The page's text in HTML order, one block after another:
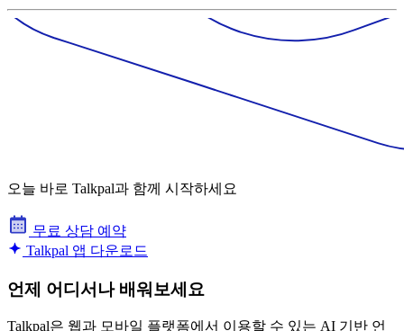
오늘 바로 Talkpal과 함께 시작하세요
무료 상담 예약
Talkpal 앱 다운로드
언제 어디서나 배워보세요
Talkpal은 웹과 모바일 플랫폼에서 이용할 수 있는 AI 기반 언